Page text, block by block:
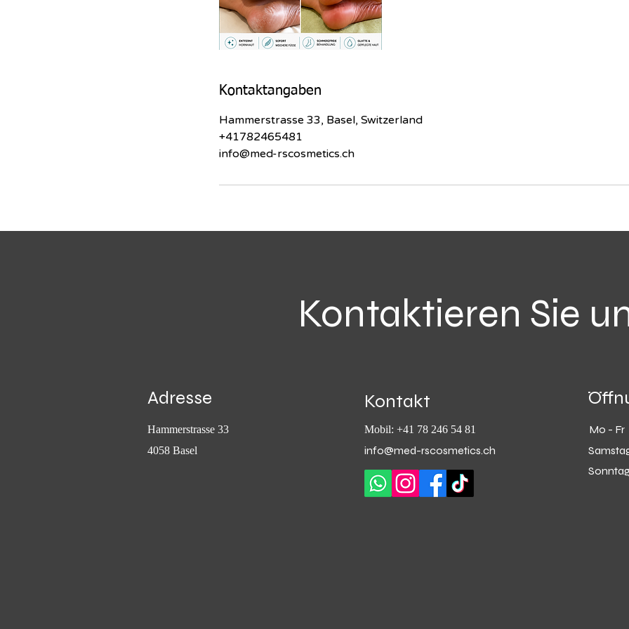
Kontaktangaben
Hammerstrasse 33, Basel, Switzerland
+41782465481
info@med-rscosmetics.ch
Kontaktieren Sie
Adresse
Hammerstrasse 33
4058 Basel
Kontakt
Mobil: +41 78 246 54 81
info@med-rscosmetics.ch
Mo - Fr